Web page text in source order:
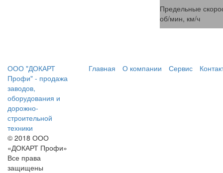
Предельные
об/мин, км/ч
ООО "ДОКАРТ
Профи" - продажа
заводов,
оборудования и
дорожно-
строительной
техники
© 2018 ООО
«ДОКАРТ Профи»
Все права
защищены
Главная О компании Сервис